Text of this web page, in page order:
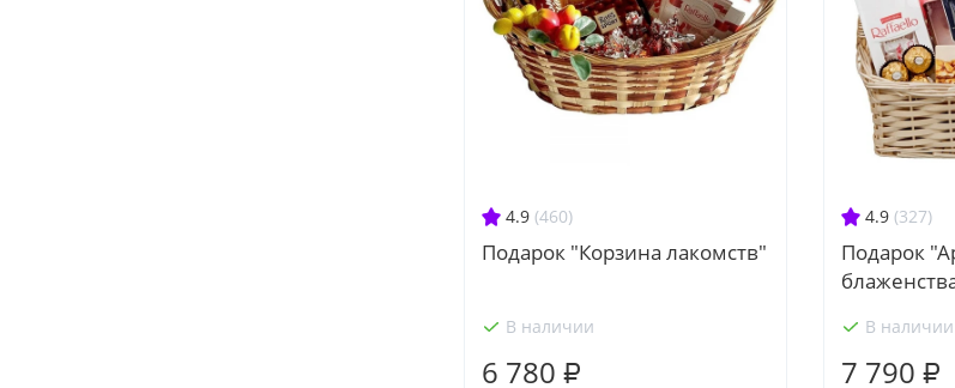
4.9 (460)
Подарок "Корзина лакомств"
В наличии
6 780 ₽
4.9 (327)
Подарок
В наличии
7 790 ₽